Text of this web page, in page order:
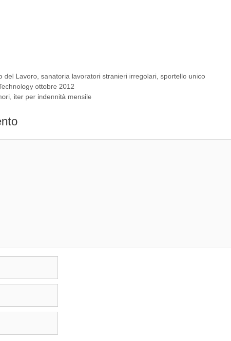
del Lavoro ,sanatoria lavoratori stranieri irregolari ,sportello unico
ottobre 2012
iter per indennità mensile